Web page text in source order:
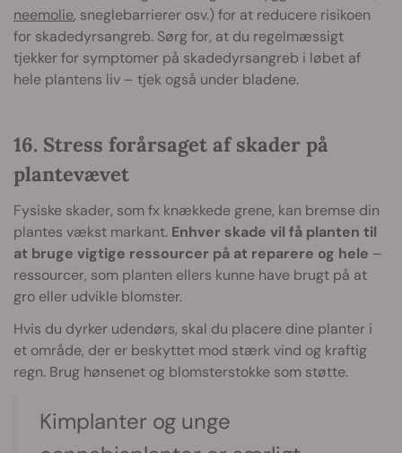
neemolie, sneglebarrierer osv.) for at reducere risikoen
for skadedyrsangreb. Sørg for, at du regelmæssigt
tjekker for symptomer på skadedyrsangreb i løbet af
hele plantens liv – tjek også under bladene.
16. Stress forårsaget af skader på
plantevævet
Fysiske skader, som fx knækkede grene, kan bremse din
plantes vækst markant. Enhver skade vil få planten til
at bruge vigtige ressourcer på at reparere og hele –
ressourcer, som planten ellers kunne have brugt på at
gro eller udvikle blomster.
Hvis du dyrker udendørs, skal du placere dine planter i
et område, der er beskyttet mod stærk vind og kraftig
regn. Brug hønsenet og blomsterstokke som støtte.
Kimplanter og unge